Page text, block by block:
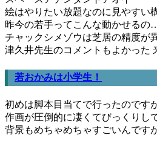
絵はやりたい放題なのに見やすい
昨今の若手ってこんな動かせるの
チャックシメゾウは芝居の精度が
津久井先生のコメントもよかった
若おかみは小学生！
初めは脚本目当てで行ったのです
作画が圧倒的に凄くてびっくりし
背景もめちゃめちゃすごいんです